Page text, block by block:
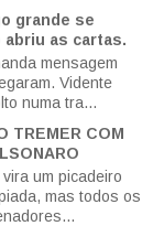
grande se
abriu as cartas.
mensagem
Vidente
numa tra...
TREMER COM
um picadeiro
mas todos os